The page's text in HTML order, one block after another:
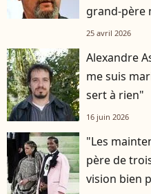
grand-père
25 avril 2026
Alexandre
me suis
sert à rien"
16 juin 2026
"Les
père de
vision bien